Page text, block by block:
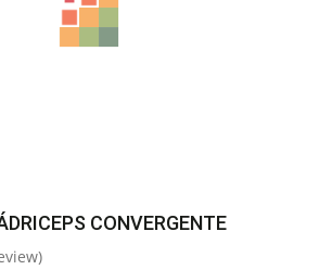
CONVERGENTE